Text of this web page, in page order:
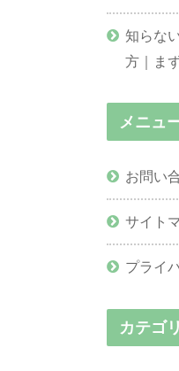
知らな
方｜ま
メニュ
お問い
サイト
プライ
カテゴ